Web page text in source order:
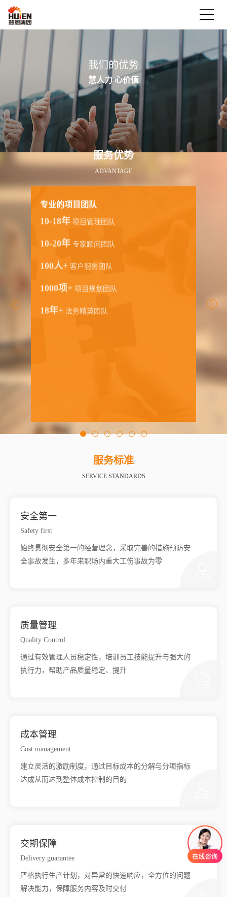
我们的优势
慧人力 心价值
服务优势
ADVANTAGE
专业的项目团队
10-18年项目管理团队
10-20年专家顾问团队
100人+客户服务团队
1000项+项目规划团队
18年+法务精英团队
服务标准
SERVICE STANDARDS
安全第一
Safety first
始终贯彻安全第一的经营理念，采取完善的措施预防安
全事故发生，多年来职场内重大工伤事故为零
质量管理
Quality Control
通过有效管理人员稳定性，培训员工技能提升与强大的
执行力，帮助产品质量稳定、提升
成本管理
Cost management
建立灵活的激励制度，通过目标成本的分解与分项指标
达成从而达到整体成本控制的目的
交期保障
Delivery guarantee
严格执行生产计划，对异常的快速响应，全方位的问题
解决能力，保障服务内容及时交付